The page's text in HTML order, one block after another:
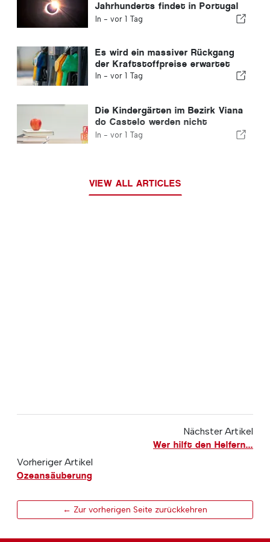
Jahrhunderts findet in Portugal
statt
In - vor 1 Tag
Es wird ein massiver Rückgang
der Kraftstoffpreise erwartet
In - vor 1 Tag
Die Kindergärten im Bezirk Viana
do Castelo werden nicht
geschlossen
In - vor 1 Tag
VIEW ALL ARTICLES
Nächster Artikel
Wer hilft den Helfern...
Vorheriger Artikel
Ozeansäuberung
← Zur vorherigen Seite zurückkehren